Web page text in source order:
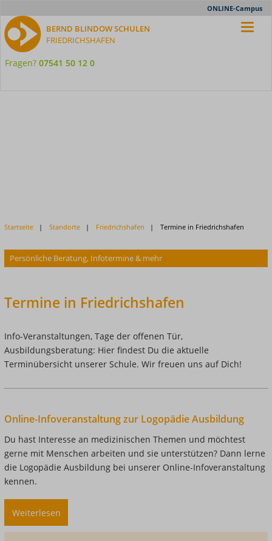
ONLINE-Campus
Fragen? 07541 50 12 0
BERND BLINDOW SCHULEN
FRIEDRICHSHAFEN
Startseite Standorte Friedrichshafen Termine in Friedrichshafen
Persönliche Beratung, Infotermine & mehr
Termine in Friedrichshafen
Info-Veranstaltungen, Tage der offenen Tür,
Ausbildungsberatung: Hier findest Du die aktuelle
Terminübersicht unserer Schule. Wir freuen uns auf Dich!
Online-Infoveranstaltung zur Logopädie Ausbildung
Du hast Interesse an medizinischen Themen und möchtest
gerne mit Menschen arbeiten und sie unterstützen? Dann lerne
die Logopädie Ausbildung bei unserer Online-Infoveranstaltung
kennen.
Weiterlesen
Online-